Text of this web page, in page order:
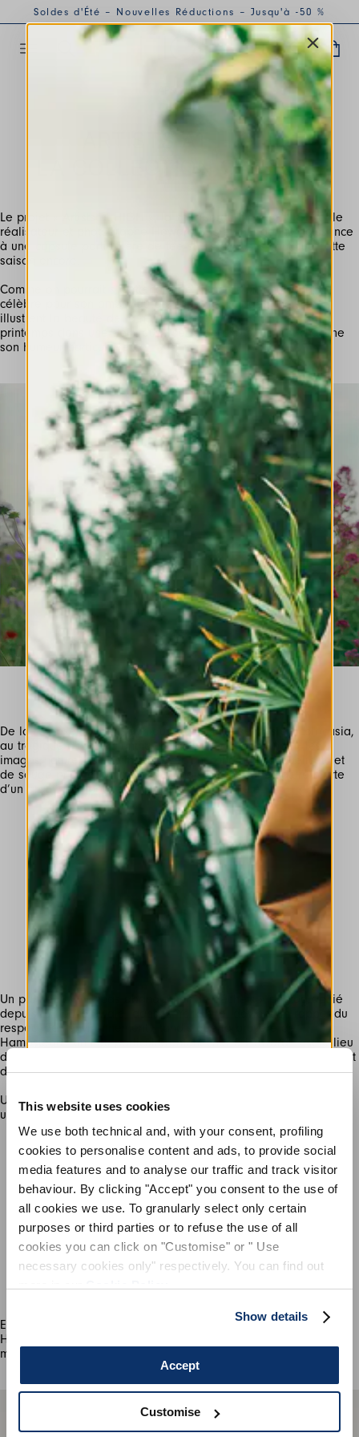
This website uses cookies
We use both technical and, with your consent, profiling
cookies to personalise content and ads, to provide social
media features and to analyse our traffic and track visitor
behaviour. By clicking "Accept" you consent to the use of
all cookies we use. To granularly select only certain
purposes or third parties or to refuse the use of all
cookies you can click on "Customise" or " Use
necessary cookies only" respectively. You can find out
Show details
Accept
Customise
Soldes d'Été – Nouvelles Réductions – Jusqu'à -50 %
S'INSCRIRE À NOTRE BULLETIN
D'INFORMATION
INSCRIVEZ-VOUS À LA NEWSLETTER
Inscrivez-vous à notre newsletter pour
découvrir en avant-première nos dernières
collections.
Restez informé(e) des nouveautés,
collaborations et événements, et recevez des
invitations exclusives à nos ventes privées.
En vous inscrivant, vous acceptez notre
, et autorise le traitement de mes données
personnelles conditions générales de vente
INSCRIVEZ-VOUS
APR 2020
ARTISTS AT HIGH,
LA COLLECTION CAPSULE
Le projet « Artists at HIGH », la collaboration entre HIGH et le
réalisateur et photographe Howard Sooley qui donne naissance
à une capsule particulière de tee-shirts exclusifs continue cette
saison encore.
Comme on pourrait s’y attendre de la part d'un photographe
célèbre pour son amour du paysage, les images choisies
illustrent la beauté de la nature et célèbrent l'arrivée du
printemps dans une délicieuse série de photos, ayant chacune
son humeur particulière.
De la représentation graphique de feuilles sèches de colocasia,
au tragique d'un « galanthus nivalis » sur un fond noir ; les
images naturelles continuent avec une photo de coquelicots et
de sauge prise à Dungeness ; tandis qu'une jolie nature morte
d’un granité de pêches capture le goût de l'été.
Un panneau « Ne pas abandonner de déchets » photographié
depuis le fleuve Swale, dans le Yorkshire, devient un rappel du
respect de l'environnement ; tandis que la bruyère de
Hampstead - un lieu particulièrement cher à Howard - est le lieu
de deux autres photos, une de végétation et l'autre représentant
des petits corbeaux en vol.
Une image audacieuse et similaire à un oiseau est, en réalité,
un détail de la baie vitrée de Patrick Heron à Tate st Ives.
Explorez la « galerie » de tee-shirts « Artists at HIGH » de
Howard Sooley dans notre boutique en ligne et portez un petit
morceau de printemps.